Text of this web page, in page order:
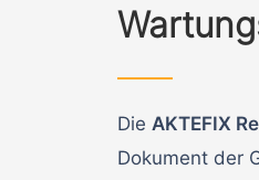
Die AKTEFIX
Dokument der